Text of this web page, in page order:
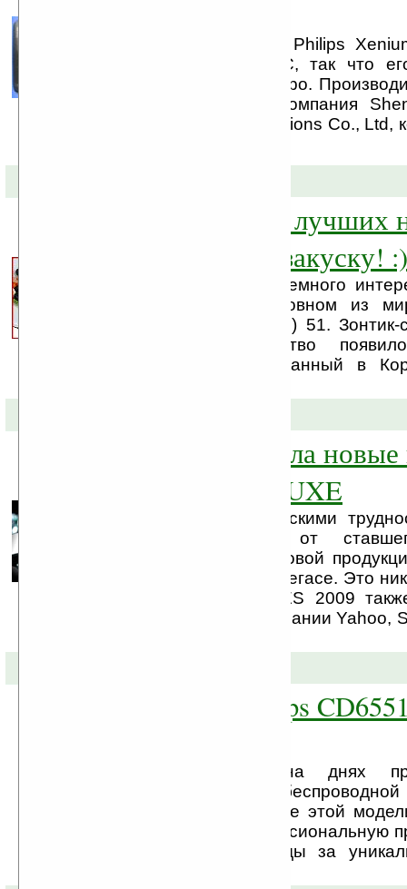
Мобильный телефон Philips
сертификацию в FCC, так что
анонс уже совсем скоро.
является китайская компания
Consumer Communications Co., Ltd,
И ещё немного лучших
2008 год — на закуску! :)
Представляем ещё немного
за 2008 год, в основном из
полезных гаджетов... :) 51. Зонтик-
интересное устройство
изобретений — созданный в
Philips выпустила
Raga, Spark и LUXE
В связи с экономическими
Philips отказалась от
ежегодного анонса новой
выставке CES в Лас-Вегасе. Это
так как участие в CES 2009
менее известные компании Yahoo,
Стильный Philips
Компания Philips на днях
российском рынке
CD6551B. За создание этой
году получила профессиональную
был удостоен награды за